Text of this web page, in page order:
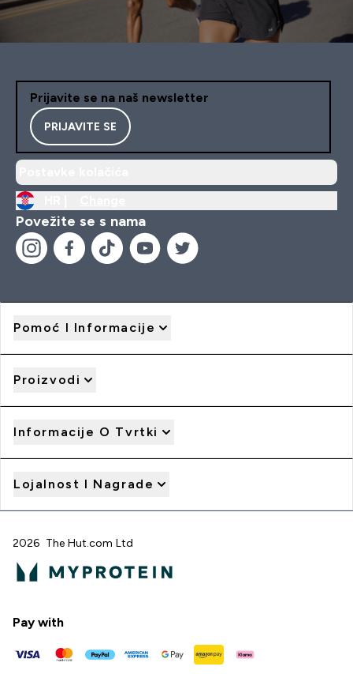
Prijavite se na naš newsletter
PRIJAVITE SE
Povežite se s nama
Pomoć I Informacije
Proizvodi
Informacije O Tvrtki
Lojalnost I Nagrade
2026 The Hut.com Ltd
Pay with